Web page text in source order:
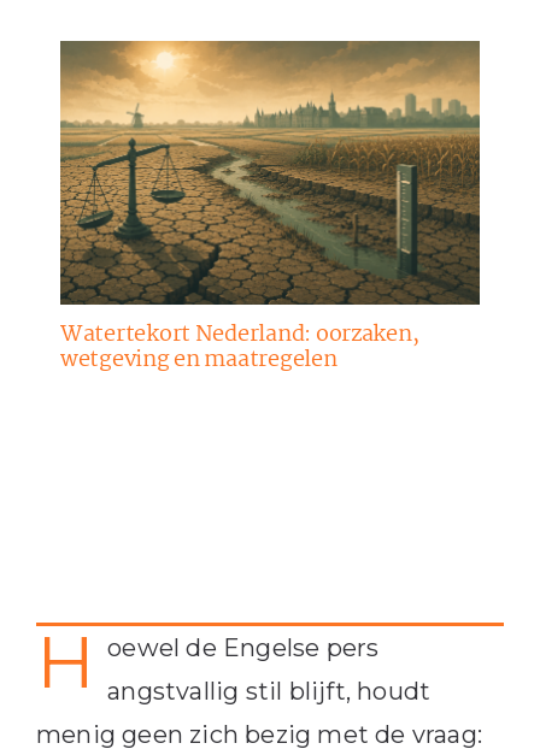
Watertekort Nederland: oorzaken,
wetgeving en maatregelen
H
oewel de Engelse pers
angstvallig stil blijft, houdt
menig geen zich bezig met de vraag: